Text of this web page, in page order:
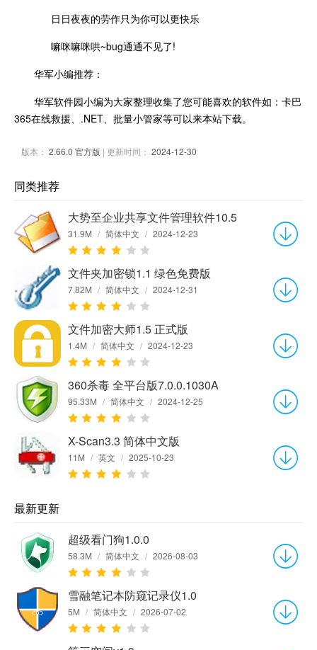
日日夜夜的劳作只为你可以更快乐
嘛咪嘛咪哄~bug通通不见了!
华军小编推荐：
华军软件园小编为大家整理收集了您可能喜欢的软件如：卡巴
365在线救援、.NET、批量小管家等可以来本站下载。
版本： 2.66.0 官方版 | 更新时间： 2024-12-30
同类推荐
大势至企业共享文件管理软件10.5
31.9M / 简体中文 / 2024-12-23
文件夹加密锁1.1 绿色免费版
7.82M / 简体中文 / 2024-12-31
文件加密大师1.5 正式版
1.4M / 简体中文 / 2024-12-23
360杀毒 全平台版7.0.0.1030A
95.33M / 简体中文 / 2024-12-25
X-Scan3.3 简体中文版
11M / 英文 / 2025-10-23
最新更新
超级看门狗1.0.0
58.3M / 简体中文 / 2026-08-03
雪融笔记本防窥记录仪1.0
5M / 简体中文 / 2026-07-02